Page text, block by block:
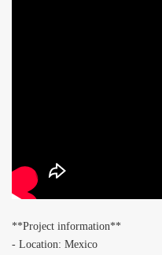
**Project information**
- Location: Mexico